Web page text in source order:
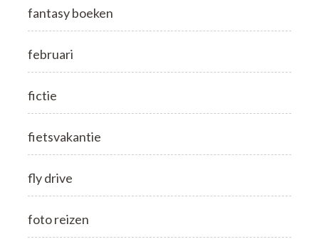
fantasy boeken
februari
fictie
fietsvakantie
fly drive
foto reizen